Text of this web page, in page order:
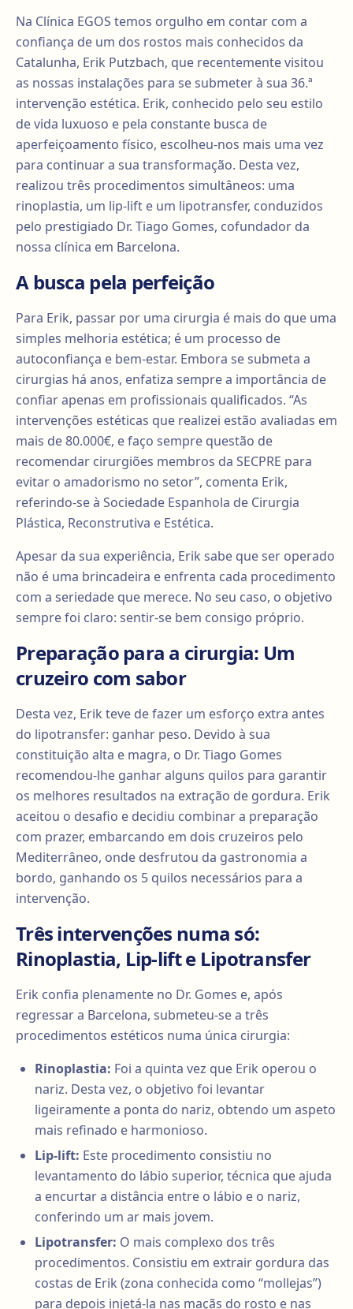
Na Clínica EGOS temos orgulho em contar com a
confiança de um dos rostos mais conhecidos da
Catalunha, Erik Putzbach, que recentemente visitou
as nossas instalações para se submeter à sua 36.ª
intervenção estética. Erik, conhecido pelo seu estilo
de vida luxuoso e pela constante busca de
aperfeiçoamento físico, escolheu-nos mais uma vez
para continuar a sua transformação. Desta vez,
realizou três procedimentos simultâneos: uma
rinoplastia, um lip-lift e um lipotransfer, conduzidos
pelo prestigiado Dr. Tiago Gomes, cofundador da
nossa clínica em Barcelona.
A busca pela perfeição
Para Erik, passar por uma cirurgia é mais do que uma
simples melhoria estética; é um processo de
autoconfiança e bem-estar. Embora se submeta a
cirurgias há anos, enfatiza sempre a importância de
confiar apenas em profissionais qualificados. “As
intervenções estéticas que realizei estão avaliadas em
mais de 80.000€, e faço sempre questão de
recomendar cirurgiões membros da SECPRE para
evitar o amadorismo no setor”, comenta Erik,
referindo-se à Sociedade Espanhola de Cirurgia
Plástica, Reconstrutiva e Estética.
Apesar da sua experiência, Erik sabe que ser operado
não é uma brincadeira e enfrenta cada procedimento
com a seriedade que merece. No seu caso, o objetivo
sempre foi claro: sentir-se bem consigo próprio.
Preparação para a cirurgia: Um
cruzeiro com sabor
Desta vez, Erik teve de fazer um esforço extra antes
do lipotransfer: ganhar peso. Devido à sua
constituição alta e magra, o Dr. Tiago Gomes
recomendou-lhe ganhar alguns quilos para garantir
os melhores resultados na extração de gordura. Erik
aceitou o desafio e decidiu combinar a preparação
com prazer, embarcando em dois cruzeiros pelo
Mediterrâneo, onde desfrutou da gastronomia a
bordo, ganhando os 5 quilos necessários para a
intervenção.
Três intervenções numa só:
Rinoplastia, Lip-lift e Lipotransfer
Erik confia plenamente no Dr. Gomes e, após
regressar a Barcelona, submeteu-se a três
procedimentos estéticos numa única cirurgia:
Rinoplastia: Foi a quinta vez que Erik operou o
nariz. Desta vez, o objetivo foi levantar
ligeiramente a ponta do nariz, obtendo um aspeto
mais refinado e harmonioso.
Lip-lift: Este procedimento consistiu no
levantamento do lábio superior, técnica que ajuda
a encurtar a distância entre o lábio e o nariz,
conferindo um ar mais jovem.
Lipotransfer: O mais complexo dos três
procedimentos. Consistiu em extrair gordura das
costas de Erik (zona conhecida como “mollejas”)
para depois injetá-la nas maçãs do rosto e nas